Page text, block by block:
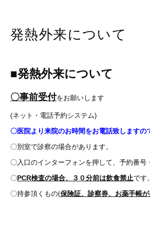
発熱外来について
■発熱外来について
〇事前受付をお願いします
(ネット・電話予約システム)
〇医院より来院のお時間をお電話致しますの
〇別室で診察の場合があります。
〇入口のインターフォンを押して、予約番号
〇PCR検査の場合、３０分前は飲食禁止です。
〇持参頂くもの(保険証、診察券、お薬手帳